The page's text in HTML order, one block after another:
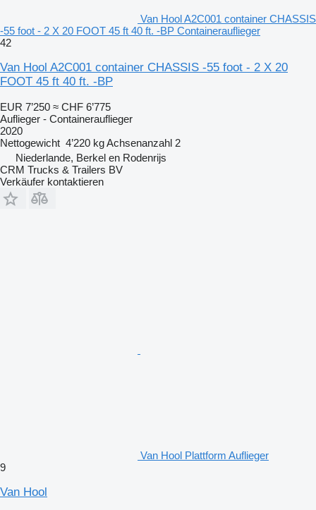
Van Hool A2C001 container CHASSIS
-55 foot - 2 X 20 FOOT 45 ft 40 ft. -BP Containerauflieger
42
Van Hool A2C001 container CHASSIS -55 foot - 2 X 20
FOOT 45 ft 40 ft. -BP
EUR 7’250 ≈ CHF 6’775
Auflieger - Containerauflieger
2020
Nettogewicht 4’220 kgAchsenanzahl 2
Niederlande, Berkel en Rodenrijs
CRM Trucks & Trailers BV
Verkäufer kontaktieren
Van Hool Plattform Auflieger
9
Van Hool